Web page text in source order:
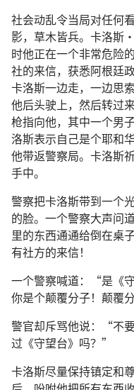
社会动乱令当局对任何
影，草木皆兵。卡洛斯
时他正在一个非常危险
社的来信，获悉阿根廷
卡洛斯一边走，一边思
他后头驶上，然后转过
枪指向他，其中一个男
洛斯表示自己是个耶和
他带返警察局。卡洛斯
手中。
警察把卡洛斯带到一个
的脸。一个警察大声
里的东西通通给倒在桌
有社方的来信！
一个警察喊道：“是《
你是个颠覆分子！颠覆
警官却斥骂他说：“不
过《守望台》吗？”
卡洛斯尽量保持镇定和